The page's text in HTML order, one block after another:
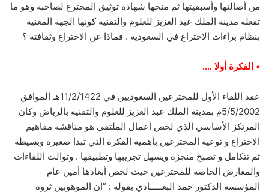
من أصالتها وأسبقيتها ثم منحها شهادة توثيق المخترع لصاحبه وهو ما
تفعله مدينة الملك عبد العزيز للعلوم والتقنية كونها الجهة المعنية
بنظام براءات الاختراع في السعودية . فماذا عن الاختراع وثقافته ؟
• الفكرة أولا ….
عقد اللقاء الأول للمخترعين السعوديين في 11/2/1422هـ الموافق
5/5/2002م بمدينة الملك عبد العزيز للعلوم والتقنية بالرياض وكان
المرتكز الأساسي الذي لخص أعمال الملتقى هو مناقشة مفاهيم
الاختراع و توعية المخترعين بأهمية الفكرة التي تبدأ صغيرة وبسيطة
ثم تتكامل و تصبح منجزة ويسهل تجريبها وتطبيقها . وتوالت اللقاءات
والمعارض الخاصة للمخترعين حيث لخص أبعادها أمين عام
المؤسسة الدكتور حمد البعـــــادي بقوله : ”إن الموهوبين ثروة